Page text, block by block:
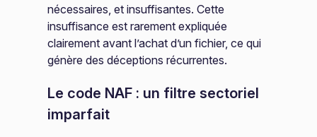
nécessaires, et insuffisantes. Cette
insuffisance est rarement expliquée
clairement avant l’achat d’un fichier, ce qui
génère des déceptions récurrentes.
Le code NAF : un filtre sectoriel
imparfait